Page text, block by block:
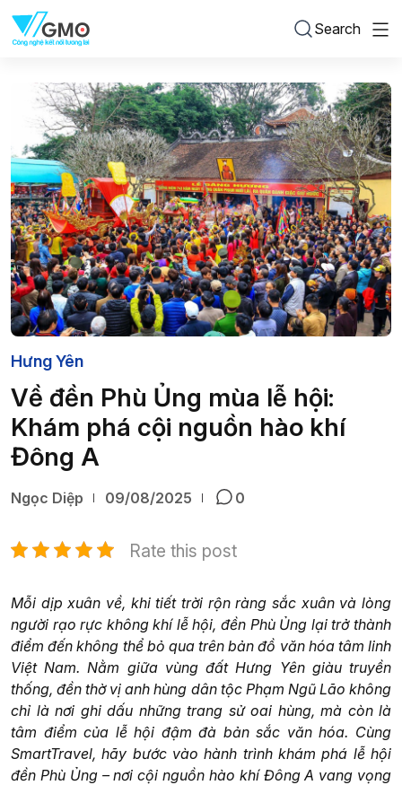
Search
Hưng Yên
Về đền Phù Ủng mùa lễ hội:
Khám phá cội nguồn hào khí
Đông A
Ngọc Diệp 09/08/2025 0
Rate this post
Mỗi dịp xuân về, khi tiết trời rộn ràng sắc xuân và lòng
người rạo rực không khí lễ hội, đền Phù Ủng lại trở thành
điểm đến không thể bỏ qua trên bản đồ văn hóa tâm linh
Việt Nam. Nằm giữa vùng đất Hưng Yên giàu truyền
thống, đền thờ vị anh hùng dân tộc Phạm Ngũ Lão không
chỉ là nơi ghi dấu những trang sử oai hùng, mà còn là
tâm điểm của lễ hội đậm đà bản sắc văn hóa. Cùng
SmartTravel, hãy bước vào hành trình khám phá lễ hội
đền Phù Ủng – nơi cội nguồn hào khí Đông A vang vọng